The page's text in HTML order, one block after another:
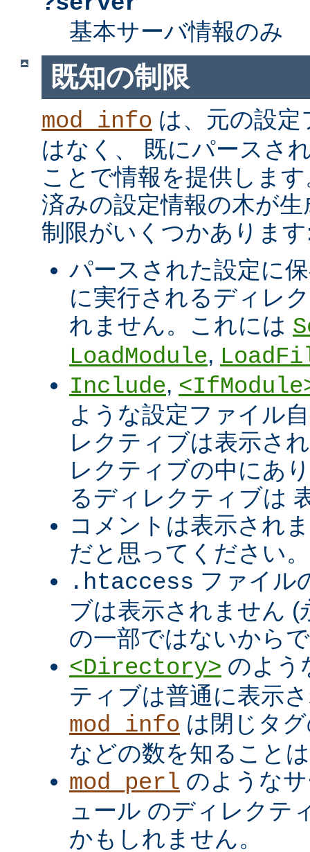
基本サーバ情報のみ
既知の制限
mod_info は、元の設
はなく、 既にパースさ
ことで情報を提供しま
済みの設定情報の木が
制限がいくつかありま
パースされた設定に
に実行されるディレ
れません。これには
LoadModule,
Include,
ような設定ファイル
レクティブは表示さ
レクティブの中にあ
るディレクティブは
コメントは表示され
だと思ってください
.htaccess ファイル
ブは表示されません (
の一部ではないから
<Directory> のよう
ティブは普通に表示
mod_info は閉じタ
などの数を知ること
mod_perl のような
ュール のディレクテ
かもしれません。